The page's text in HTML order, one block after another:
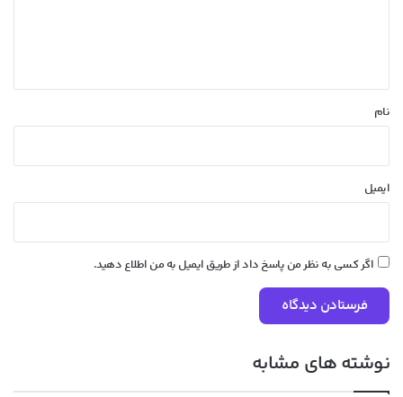
نام
ایمیل
اگر کسی به نظر من پاسخ داد از طریق ایمیل به من اطلاع دهید.
نوشته های مشابه